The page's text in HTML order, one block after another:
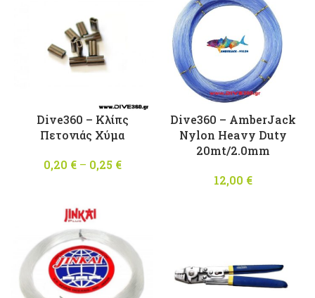
Dive360 – Κλίπς
Πετονιάς Χύμα
0,20 € – 0,25 €
Dive360 – AmberJack
Nylon Heavy Duty
20mt/2.0mm
12,00 €